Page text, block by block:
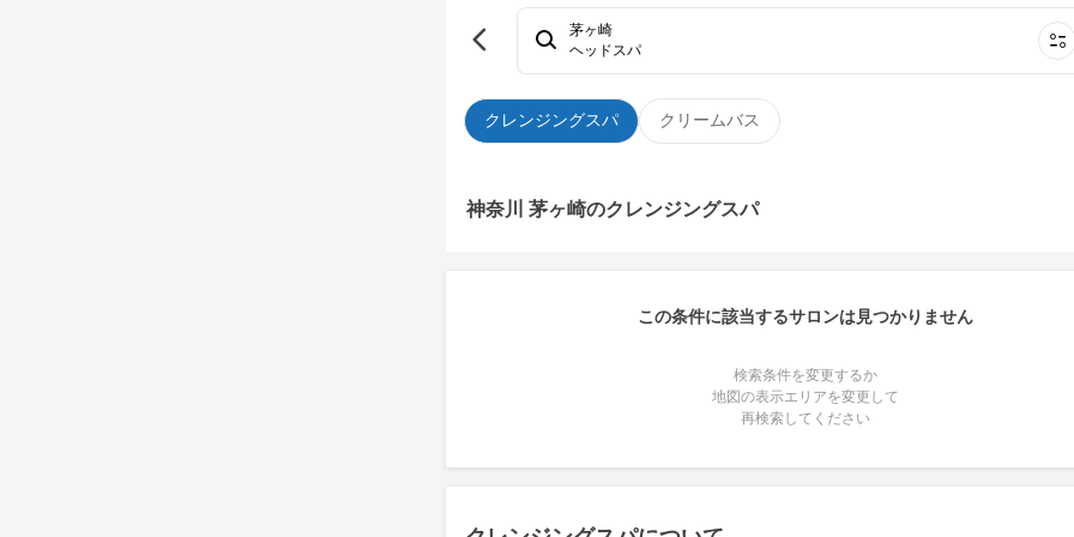
クレンジングスパ クリームバス
茅ヶ崎
ヘッドスパ
神奈川 茅ヶ崎のクレンジングスパ
この条件に該当するサロンは見つかりません
検索条件を変更するか
地図の表示エリアを変更して
再検索してください